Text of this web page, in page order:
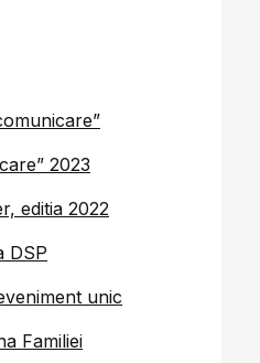
2023
editia 2022
DSP
unic
Familiei